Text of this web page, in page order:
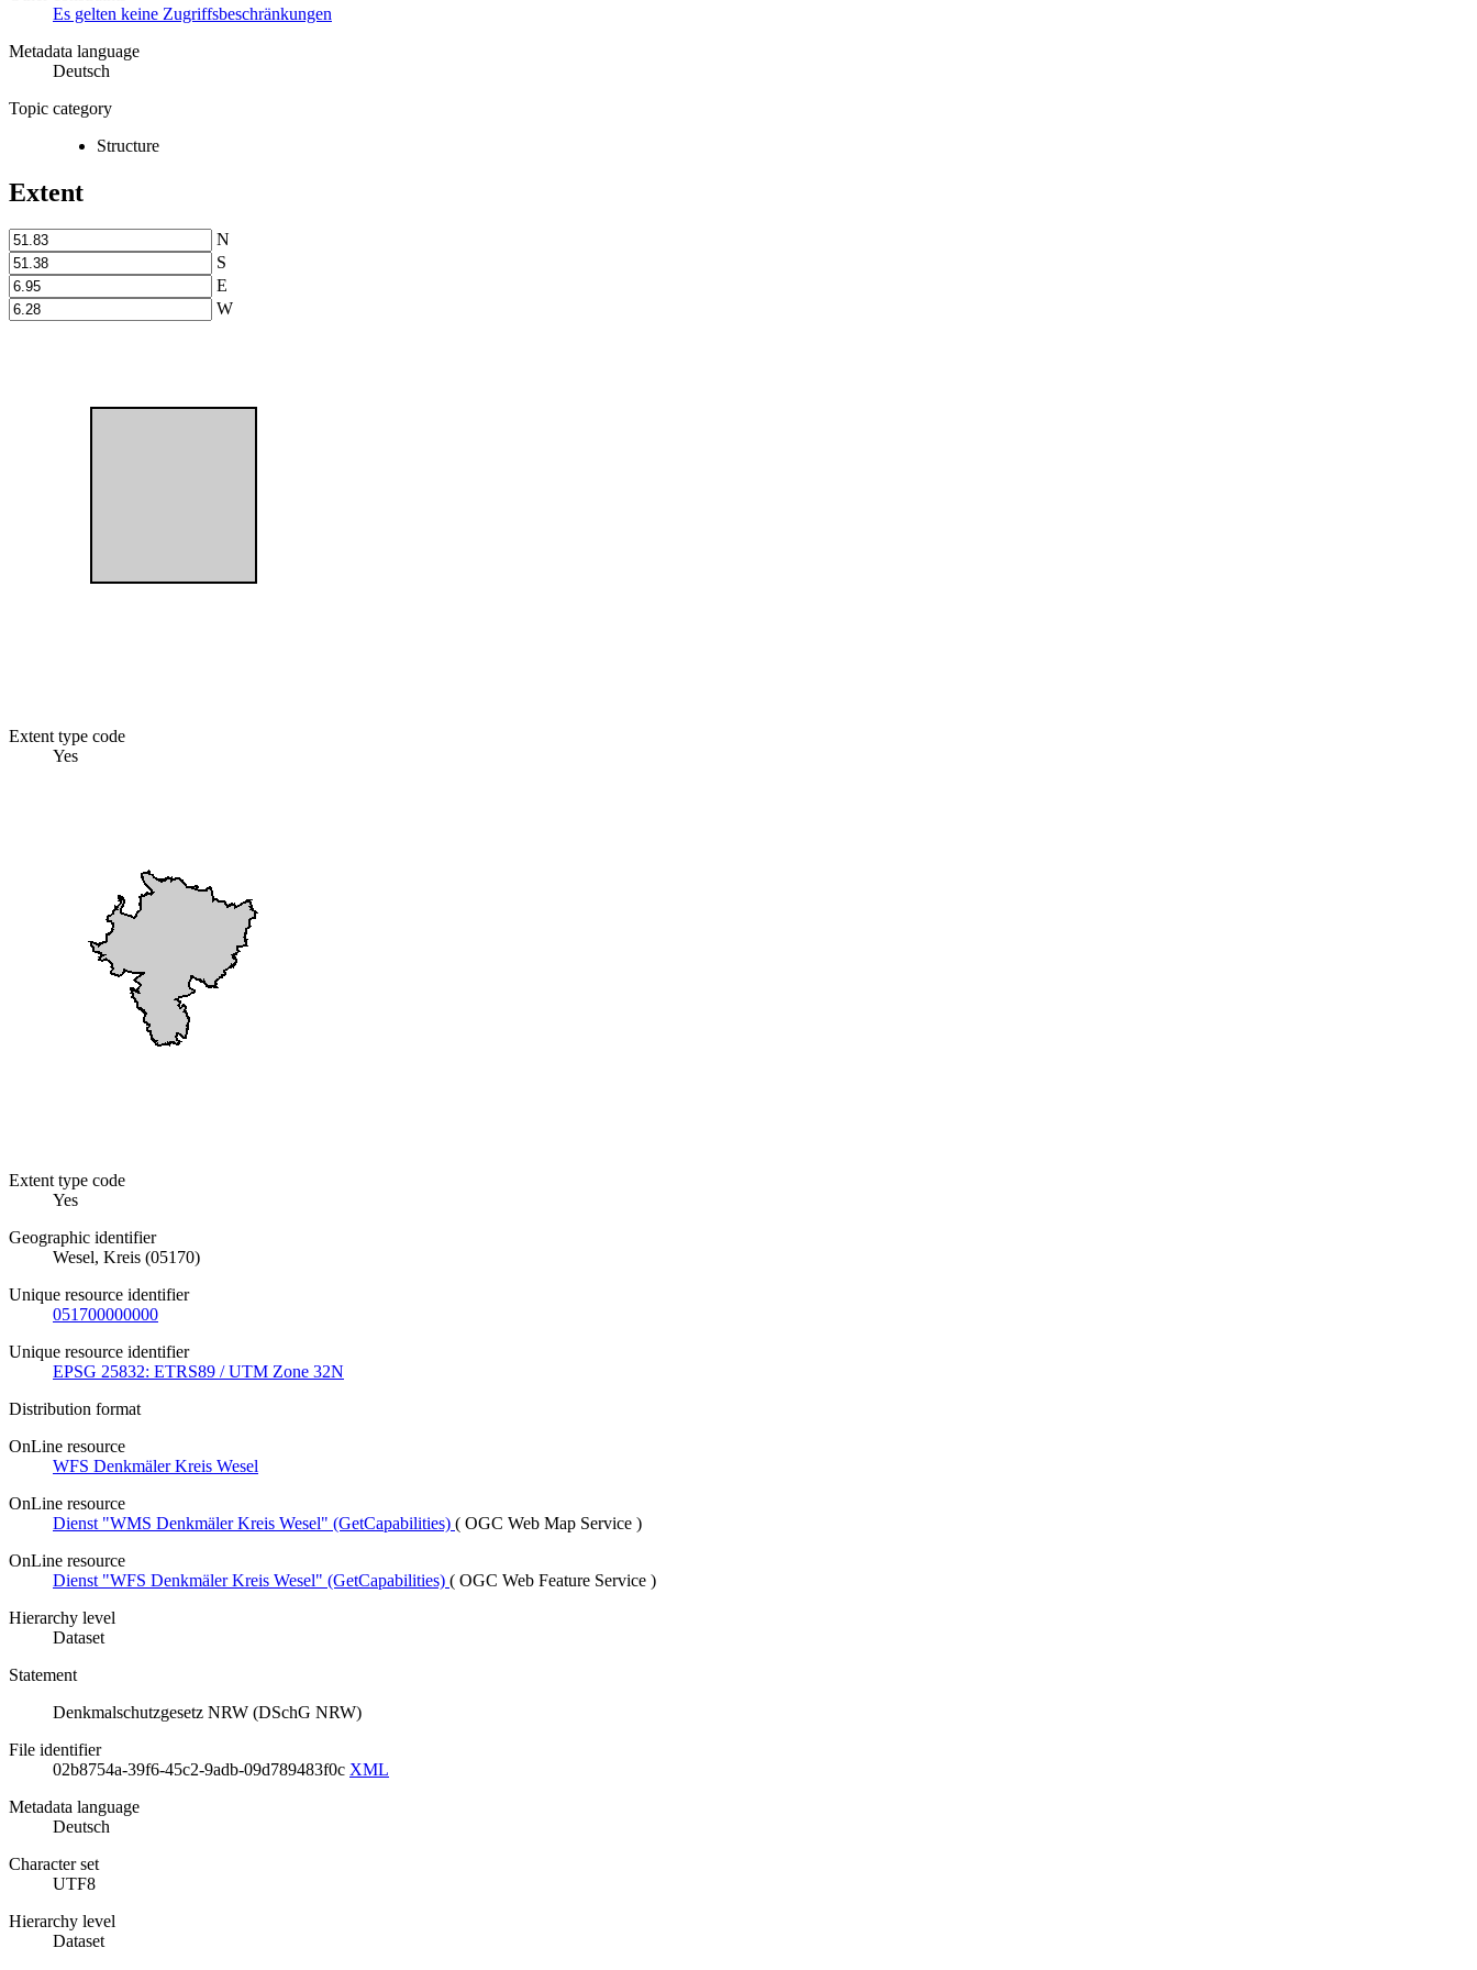
Es gelten keine Zugriffsbeschränkungen
Metadata language
Deutsch
Topic category
Structure
Extent
N
S
E
W
Extent type code
Yes
Extent type code
Yes
Geographic identifier
Wesel, Kreis (05170)
Unique resource identifier
051700000000
Unique resource identifier
EPSG 25832: ETRS89 / UTM Zone 32N
Distribution format
OnLine resource
WFS Denkmäler Kreis Wesel
OnLine resource
Dienst "WMS Denkmäler Kreis Wesel" (GetCapabilities) ( OGC Web Map Service )
OnLine resource
Dienst "WFS Denkmäler Kreis Wesel" (GetCapabilities) ( OGC Web Feature Service )
Hierarchy level
Dataset
Statement
Denkmalschutzgesetz NRW (DSchG NRW)
File identifier
02b8754a-39f6-45c2-9adb-09d789483f0c XML
Metadata language
Deutsch
Character set
UTF8
Hierarchy level
Dataset